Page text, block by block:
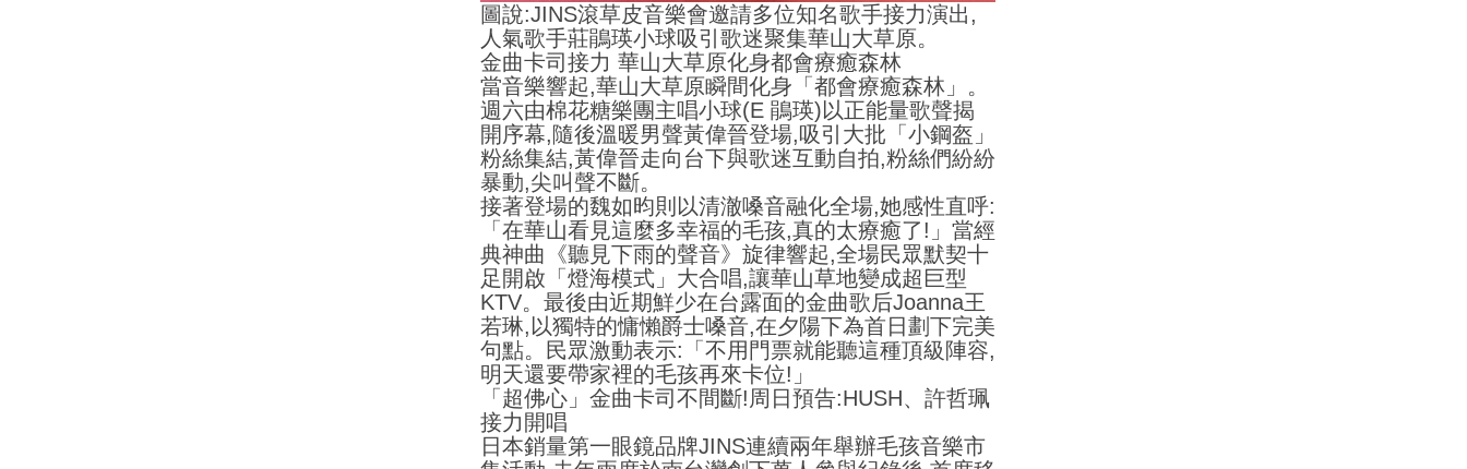
圖說:JINS滾草皮音樂會邀請多位知名歌手接力演出,
人氣歌手莊鵑瑛小球吸引歌迷聚集華山大草原。
金曲卡司接力 華山大草原化身都會療癒森林
當音樂響起,華山大草原瞬間化身「都會療癒森林」。
週六由棉花糖樂團主唱小球(E 鵑瑛)以正能量歌聲揭
開序幕,隨後溫暖男聲黃偉晉登場,吸引大批「小鋼盔」
粉絲集結,黃偉晉走向台下與歌迷互動自拍,粉絲們紛紛
暴動,尖叫聲不斷。
接著登場的魏如昀則以清澈嗓音融化全場,她感性直呼:
「在華山看見這麼多幸福的毛孩,真的太療癒了!」當經
典神曲《聽見下雨的聲音》旋律響起,全場民眾默契十
足開啟「燈海模式」大合唱,讓華山草地變成超巨型
KTV。最後由近期鮮少在台露面的金曲歌后Joanna王
若琳,以獨特的慵懶爵士嗓音,在夕陽下為首日劃下完美
句點。民眾激動表示:「不用門票就能聽這種頂級陣容,
明天還要帶家裡的毛孩再來卡位!」
「超佛心」金曲卡司不間斷!周日預告:HUSH、許哲珮
接力開唱
日本銷量第一眼鏡品牌JINS連續兩年舉辦毛孩音樂市